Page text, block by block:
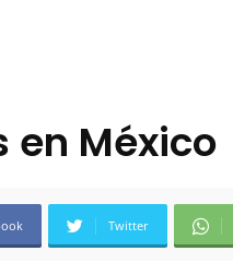
en México
Twitter